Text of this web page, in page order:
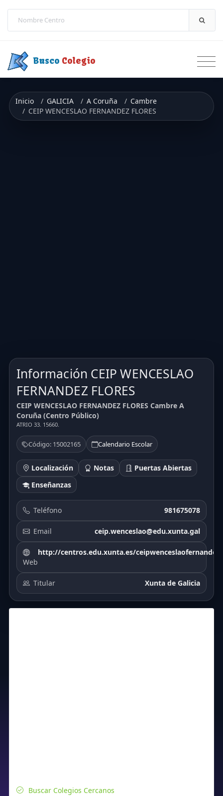
Busco Colegio
Inicio GALICIA A Coruña
Cambre
CEIP WENCESLAO FERNANDEZ FLORES
Información CEIP WENCESLAO
FERNANDEZ FLORES
CEIP WENCESLAO FERNANDEZ FLORES Cambre A
Coruña (Centro Público)
ATRIO 33. 15660.
Código: 15002165 Calendario Escolar
Localización Notas
Puertas Abiertas
Enseñanzas
Teléfono 981675078
Email ceip.wenceslao@edu.xunta.gal
Web
http://centros.edu.xunta.es/ceipwenceslaofernandez/
Titular Xunta de Galicia
Buscar Colegios Cercanos